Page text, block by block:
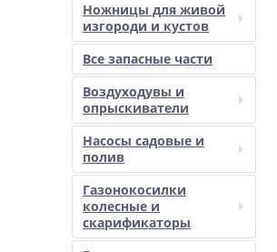
Ножницы для живой
изгороди и кустов
Все запасные части
Воздуходувы и
опрыскиватели
Насосы садовые и
полив
Газонокосилки
колесные и
скарификаторы